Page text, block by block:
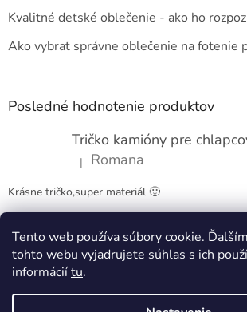
Tento web používa súbory cookie.
tohto webu vyjadrujete súhlas s ich
informáciítu.
Kvalitné detské oblečenie - ako ho
Ako vybrať správne oblečenie na fotenie
Posledné hodnotenie produktov
Hodnotenie produktu je 5 z 5
| Romana
Krásne tričko,super materiál 🙂
Obchodné podmienky